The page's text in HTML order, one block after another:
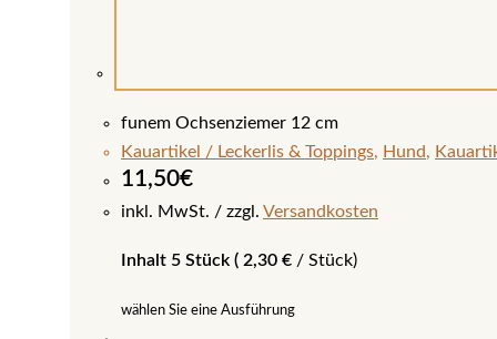
funem Ochsenziemer 12 cm
Kauartikel / Leckerlis & Toppings, Hund,
11,50€
inkl. MwSt. zzgl. Versandkosten
Inhalt 5 Stück ( 2,30 € / Stück)
wählen Sie eine Ausführung